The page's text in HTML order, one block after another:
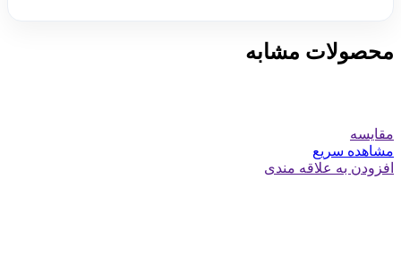
محصولات مشابه
مقایسه
مشاهده سریع
افزودن به علاقه مندی